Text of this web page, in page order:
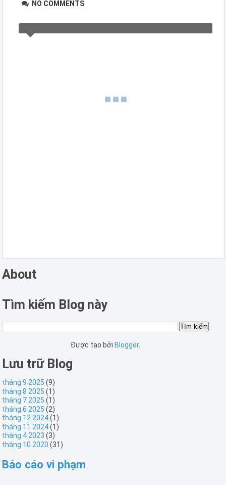
NO COMMENTS
About
Tìm kiếm Blog này
Được tạo bởi Blogger.
Lưu trữ Blog
tháng 9 2025 (9)
tháng 8 2025 (1)
tháng 7 2025 (1)
tháng 6 2025 (2)
tháng 12 2024(1)
tháng 11 2024(1)
tháng 4 2023 (3)
tháng 10 2020 (31)
Báo cáo vi phạm